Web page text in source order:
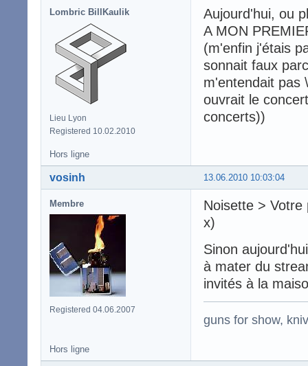
Lombric BillKaulik
Lieu Lyon
Registered 10.02.2010
Aujourd'hui, ou
A MON
(m'enfin j'étais
sonnait faux
m'entendait pas
ouvrait le
concerts))
Hors ligne
13.06.2010 10:03:04
vosinh
Membre
Registered 04.06.2007
Noisette >
x)
Sinon
à mater du
invités à la
guns for show,
Hors ligne